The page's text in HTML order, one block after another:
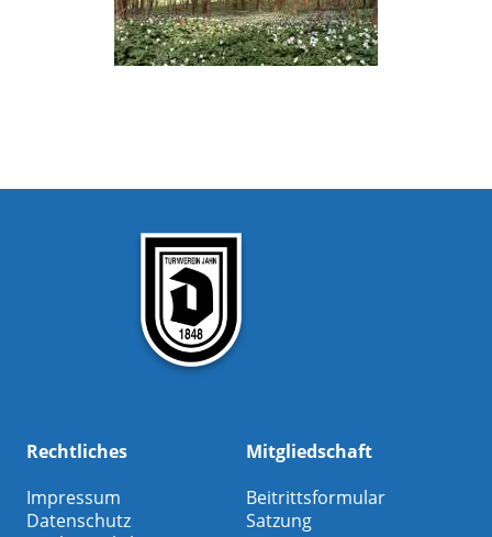
Rechtliches
Impressum
Datenschutz
Mitgliedschaft
Beitrittsformular
Satzung